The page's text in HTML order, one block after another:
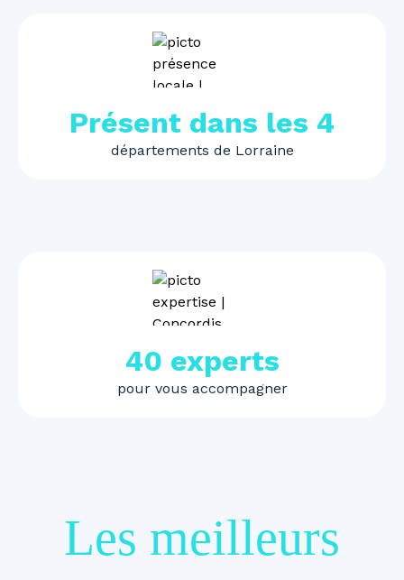
Présent dans les 4
départements de Lorraine
40 experts
pour vous accompagner
Les meilleurs